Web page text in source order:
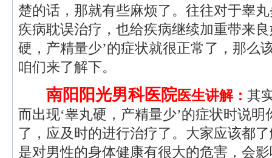
楚的话，那就有些麻烦了。往往对于睾
疾病耽误治疗，也给疾病继续加重带来
硬，产精量少’的症状就很正常了，那么
咱们来了解下。
南阳阳光男科医院医生讲解： 其
而出现‘睾丸硬，产精量少’的症状时说
了，应及时的进行治疗了。大家应该都
是对男性的身体健康有很大的危害，会